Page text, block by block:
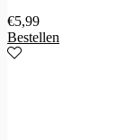
€5,99
Bestellen